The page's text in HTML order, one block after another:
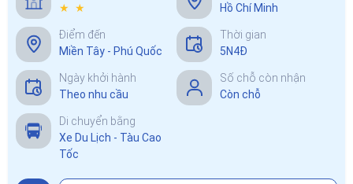
★ ★
Hồ Chí Minh
Điểm đến
Miền Tây - Phú Quốc
Thời gian
5N4Đ
Ngày khởi hành
Theo nhu cầu
Số chỗ còn nhận
Còn chỗ
Di chuyển bằng
Xe Du Lịch - Tàu Cao
Tốc